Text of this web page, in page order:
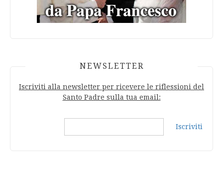
NEWSLETTER
Iscriviti alla newsletter per ricevere le riflessioni del
Santo Padre sulla tua email:
Iscriviti